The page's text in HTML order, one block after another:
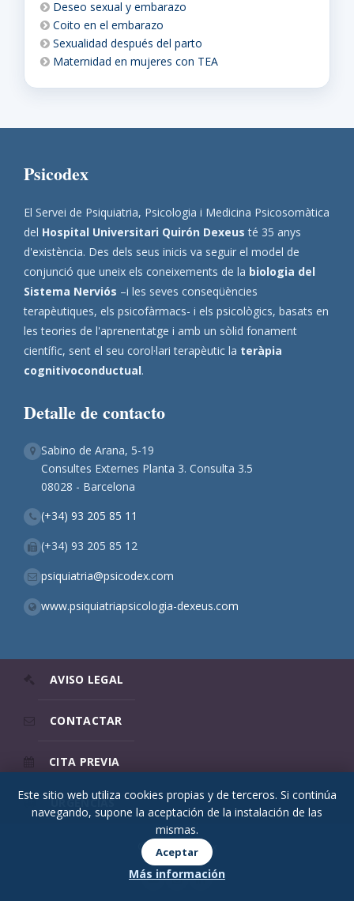
Deseo sexual y embarazo
Coito en el embarazo
Sexualidad después del parto
Maternidad en mujeres con TEA
Psicodex
El Servei de Psiquiatria, Psicologia i Medicina Psicosomàtica
del Hospital Universitari Quirón Dexeus té 35 anys
d'existència. Des dels seus inicis va seguir el model de
conjunció que uneix els coneixements de la biologia del
Sistema Nerviós –i les seves conseqüències
terapèutiques, els psicofàrmacs- i els psicològics, basats en
les teories de l'aprenentatge i amb un sòlid fonament
científic, sent el seu corol·lari terapèutic la teràpia
cognitivoconductual.
Detalle de contacto
Sabino de Arana, 5-19
Consultes Externes Planta 3. Consulta 3.5
08028 - Barcelona
(+34) 93 205 85 11
(+34) 93 205 85 12
psiquiatria@psicodex.com
www.psiquiatriapsicologia-dexeus.com
AVISO LEGAL
CONTACTAR
CITA PREVIA
URGENCIAS
© 2026 Psicodex
Este sitio web utiliza cookies propias y de terceros. Si continúa
navegando, supone la aceptación de la instalación de las
mismas.
Aceptar
Más información